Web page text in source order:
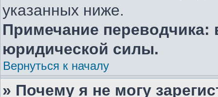
указанных ниже.
Примечание переводчика:
юридической силы.
Вернуться к началу
» Почему я не могу